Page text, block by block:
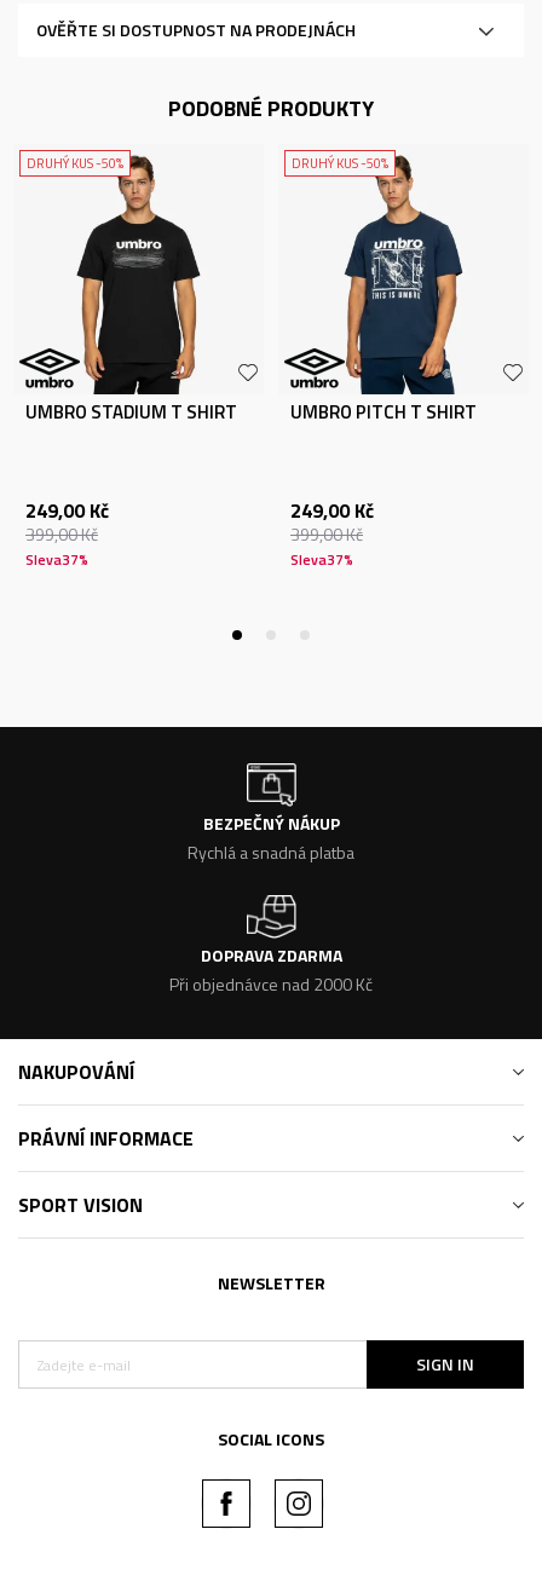
OVĚŘTE SI DOSTUPNOST NA PRODEJNÁCH
PODOBNÉ PRODUKTY
DRUHÝ KUS -50%
UMBRO STADIUM T SHIRT
249,00 Kč
399,00Kč
Sleva37%
DRUHÝ KUS -50%
UMBRO PITCH T SHIRT
249,00 Kč
399,00Kč
Sleva37%
BEZPEČNÝ NÁKUP
Rychlá a snadná platba
DOPRAVA ZDARMA
Při objednávce nad 2000 Kč
NAKUPOVÁNÍ
PRÁVNÍ INFORMACE
SPORT VISION
NEWSLETTER
SIGN IN
SOCIAL ICONS